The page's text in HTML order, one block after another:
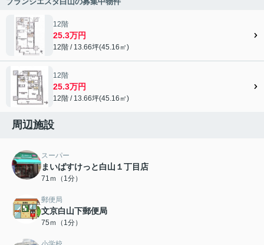
12階
25.3万円
12階 / 13.66坪(45.16㎡)
12階
25.3万円
12階 / 13.66坪(45.16㎡)
周辺施設
スーパー
まいばすけっと白山１丁目店
71ｍ（1分）
郵便局
文京白山下郵便局
75ｍ（1分）